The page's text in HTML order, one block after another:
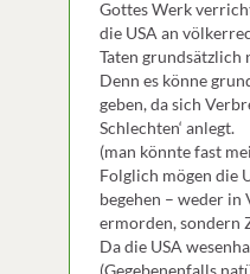
Gottes Werk
die USA an
Taten grundsätzlich
Denn es könne
geben, da sich
Schlechten‘ anlegt.
(man könnte fast
Folglich mögen die
begehen – weder in
ermorden, sondern
Da die USA
(Gegebenenfalls